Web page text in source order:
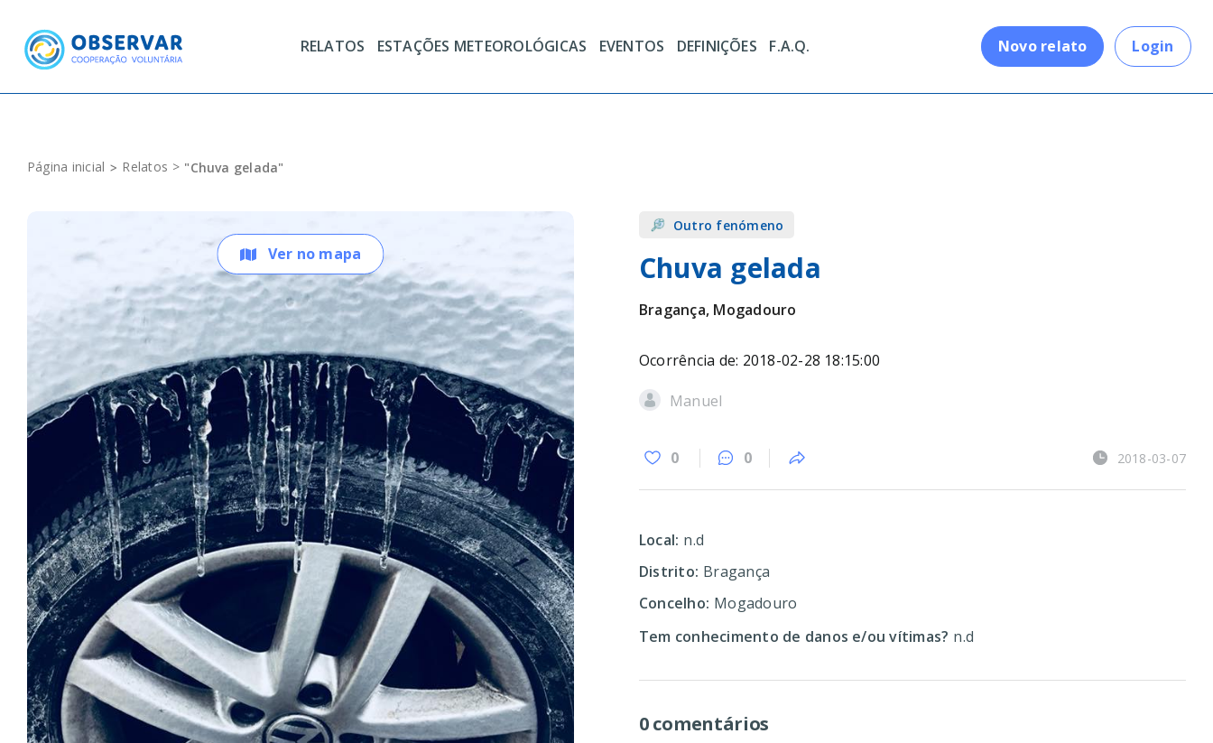
content
RELATOS ESTAÇÕES METEOROLÓGICAS EVENTOS DEFINIÇÕES F.A.Q. Novo relato Login
Página inicial Relatos "Chuva gelada"
Ver no mapa
Outro fenómeno
Chuva gelada
Bragança, Mogadouro
Ocorrência de: 2018-02-28 18:15:00
Manuel
0 0 2018-03-07
Local: n.d
Distrito: Bragança
Concelho: Mogadouro
Tem conhecimento de danos e/ou vítimas? n.d
0 comentários